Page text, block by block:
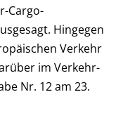
Cargo-
Hingegen
Verkehr
im Verkehr-
Nr. 12 am 23.